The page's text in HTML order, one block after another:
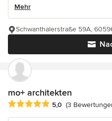
Mehr
Schwanthalerstraße 59A,
mo+ architekten
Durchschnittliche Bewertung:
5,0 (3